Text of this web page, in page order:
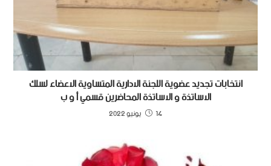
انتخابات تجديد عضوية اللجنة الادارية المتساوية الاعضاء لسلك
الاساتذة و الاساتذة المحاضرين قسمي أ و ب
14 يونيو 2022